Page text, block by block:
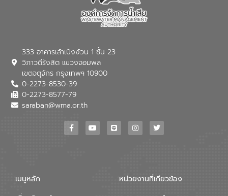
333 อาคารเล้าเป้งง้วน 1 ชั้น 23
วิภาวดีรังสิต แขวงจอมพล
เขตจตุจักร กรุงเทพฯ 10900
0-2273-8530-39
0-2273-8577-79
saraban@wma.or.th
เมนูหลัก หน่วยงานที่เกียวข้อง